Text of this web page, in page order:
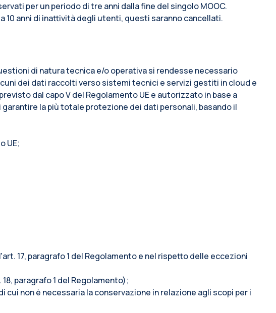
per un periodo di tre anni dalla fine del singolo MOOC.
10 anni di inattività degli utenti, questi saranno cancellati.
di natura tecnica e/o operativa si rendesse necessario
dei dati raccolti verso sistemi tecnici e servizi gestiti in cloud e
dal capo V del Regolamento UE e autorizzato in base a
la più totale protezione dei dati personali, basando il
UE;
17, paragrafo 1 del Regolamento e nel rispetto delle eccezioni
paragrafo 1 del Regolamento);
non è necessaria la conservazione in relazione agli scopi per i